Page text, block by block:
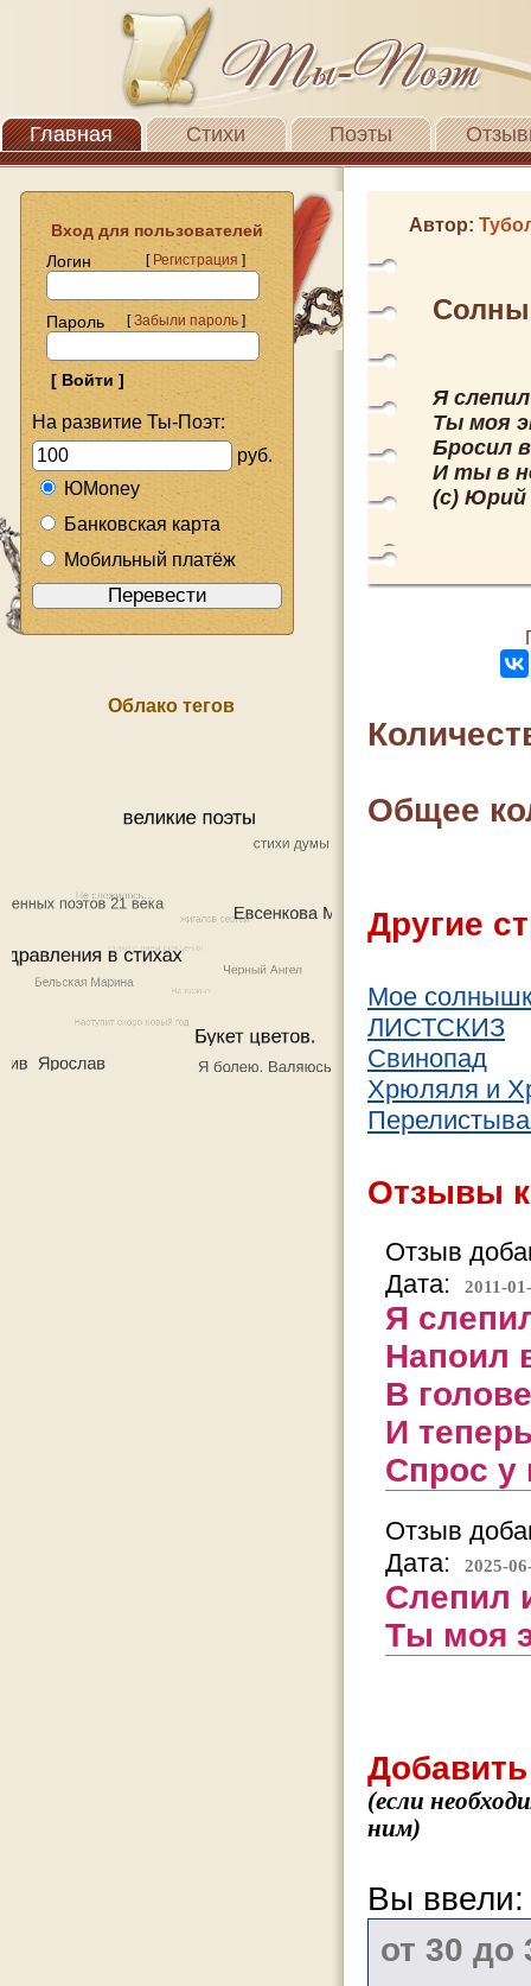
Главная Стихи Поэты
Вход для пользователей
Логин
[Регистрация]
Пароль [Забыли пароль]
На развитие Ты-Поэт:
руб.
ЮMoney
Банковская карта
Мобильный платёж
Облако тегов
Автор:
Я
Ты моя
Бросил
И ты в
(с) Юрий
Общее
Другие
Мое
ЛИСТСКИЗ
Свинопад
Хрюляля и
Отзывы
Отзыв
Дата:
2011-
Я
Напоил
В
И
Спрос у
Отзыв
Дата:
2025-
Слепил
Ты моя
(если
ним)
Вы